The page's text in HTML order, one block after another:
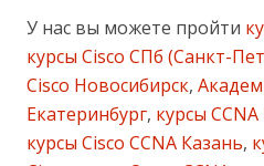
У нас вы можете пройти
курсы Cisco СПб (Санкт-
Cisco Новосибирск,
Екатеринбург, курсы
курсы Cisco CCNA Казань,